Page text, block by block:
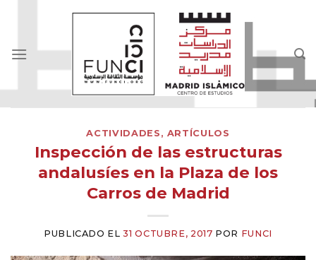
ACTIVIDADES , ARTÍCULOS
Inspección de las estructuras
andalusíes en la Plaza de los
Carros de Madrid
PUBLICADO EL31 OCTUBRE, 2017 POR FUNCI